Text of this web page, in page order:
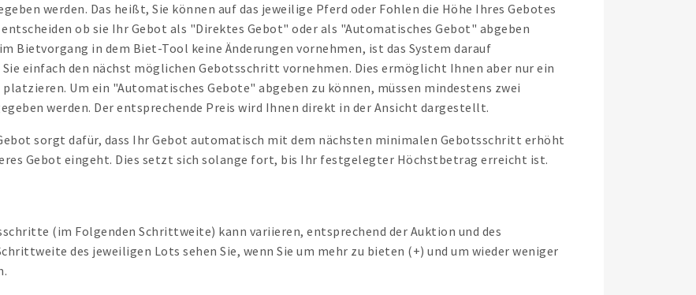
werden. Das heißt, Sie können auf das jeweilige Pferd oder Fohlen die Höhe Ihres Gebotes
ob sie Ihr Gebot als "Direktes Gebot" oder als "Automatisches Gebot" abgeben
Bietvorgang in dem Biet-Tool keine Änderungen vornehmen, ist das System darauf
einfach den nächst möglichen Gebotsschritt vornehmen. Dies ermöglicht Ihnen aber nur ein
Um ein "Automatisches Gebote" abgeben zu können, müssen mindestens zwei
werden. Der entsprechende Preis wird Ihnen direkt in der Ansicht dargestellt.
sorgt dafür, dass Ihr Gebot automatisch mit dem nächsten minimalen Gebotsschritt erhöht
Gebot eingeht. Dies setzt sich solange fort, bis Ihr festgelegter Höchstbetrag erreicht ist.
(im Folgenden Schrittweite) kann variieren, entsprechend der Auktion und des
des jeweiligen Lots sehen Sie, wenn Sie um mehr zu bieten (+) und um wieder weniger